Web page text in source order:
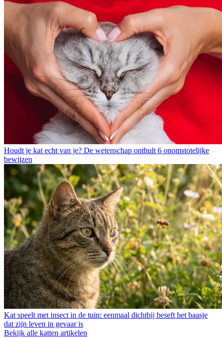
Houdt je kat echt van je? De wetenschap onthult 6 onomstotelijke
bewijzen
Kat speelt met insect in de tuin: eenmaal dichtbij beseft het baasje
dat zijn leven in gevaar is
Bekijk alle katten artikelen